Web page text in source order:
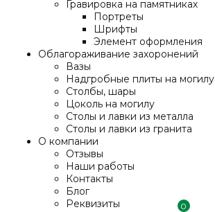
Гравировка на памятниках
Портреты
Шрифты
Элемент оформления
Облагораживание захоронений
Вазы
Надгробные плиты на могилу
Столбы, шары
Цоколь на могилу
Столы и лавки из металла
Столы и лавки из гранита
О компании
Отзывы
Наши работы
Контакты
Блог
Реквизиты
0